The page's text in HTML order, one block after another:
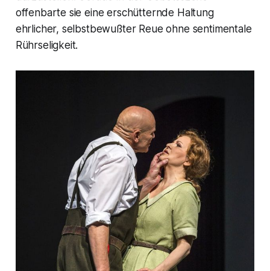
offenbarte sie eine erschütternde Haltung
ehrlicher, selbstbewußter Reue ohne sentimentale
Rührseligkeit.